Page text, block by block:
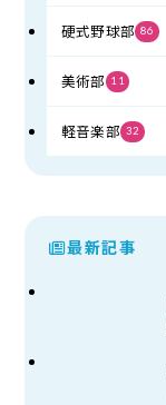
硬式野球部 86
美術部 11
軽音楽部 32
最新記事